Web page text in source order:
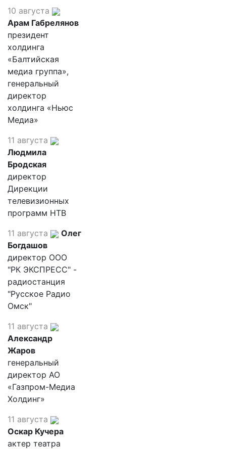
10 августа
Арам Габрелянов
президент
холдинга
«Балтийская
медиа группа»,
генеральный
директор
холдинга «Ньюс
Медиа»
11 августа
Людмила
Бродская
директор
Дирекции
телевизионных
программ НТВ
11 августа
Олег
Богдашов
директор ООО
"РК ЭКСПРЕСС" -
радиостанция
"Русское Радио
Омск"
11 августа
Александр
Жаров
генеральный
директор АО
«Газпром-Медиа
Холдинг»
11 августа
Оскар Кучера
актер театра